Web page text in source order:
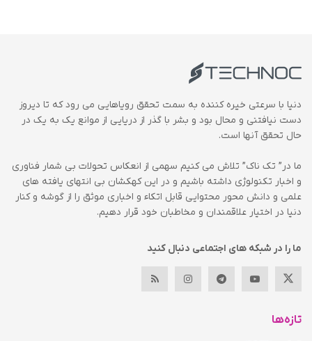
دنیا با سرعتی خیره کننده به سمت تحقق رویاهایی می رود که تا دیروز
دست نیافتنی و محال بود و بشر با گذر از دریایی از موانع یک به یک در
حال تحقق آنها است.
ما در” تک ناک” تلاش می کنیم سهمی از انعکاس تحولات بی شمار فناوری
و اخبار تکنولوژی داشته باشیم و در این کهکشان بی انتهای یافته های
علمی و دانش محور محتوایی قابل اتکاء و اخباری موثق را از گوشه و کنار
دنیا در اختیار علاقمندان و مخاطبان خود قرار دهیم.
ما را در شبکه های اجتماعی دنبال کنید
تازه‌ها